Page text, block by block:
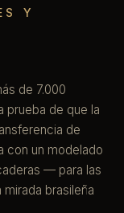
Y
de 7.000
prueba de que la
de
con un modelado
— para las
brasileña